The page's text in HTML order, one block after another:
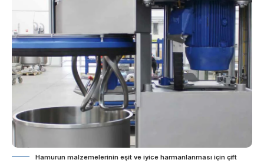
Hamurun malzemelerinin eşit ve iyice harmanlanması için çift